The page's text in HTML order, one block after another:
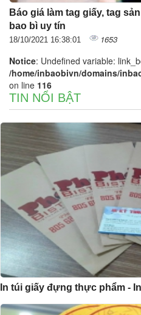
Báo giá làm tag giấy, tag
bao bì uy tín
18/10/2021 16:38:01 1653
Notice: Undefined variable:
/home/inbaobivn/domains/
on line 116
TIN NỔI BẬT
In túi giấy đựng thực phẩm -